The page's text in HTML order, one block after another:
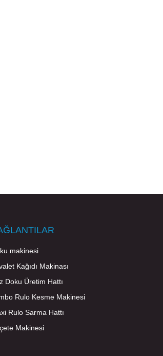
makinesi
Kağıdı Makinası
Doku Üretim Hattı
Rulo Kesme Makinesi
Rulo Sarma Hattı
Makinesi